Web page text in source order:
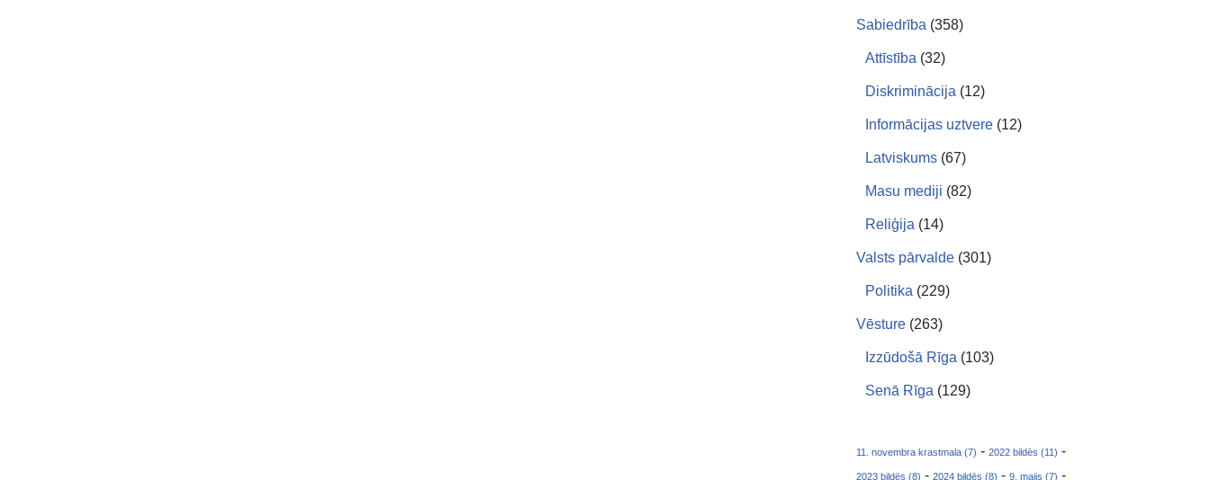
Sabiedrība (358)
Attīstība (32)
Diskriminācija (12)
Informācijas uztvere (12)
Latviskums (67)
Masu mediji (82)
Reliģija (14)
Valsts pārvalde (301)
Politika (229)
Vēsture (263)
Izzūdošā Rīga (103)
Senā Rīga (129)
11. novembra krastmala (7) - 2022 bildēs (11) -
2023 bildēs (8) - 2024 bildēs (8) - 9. maijs (7) -